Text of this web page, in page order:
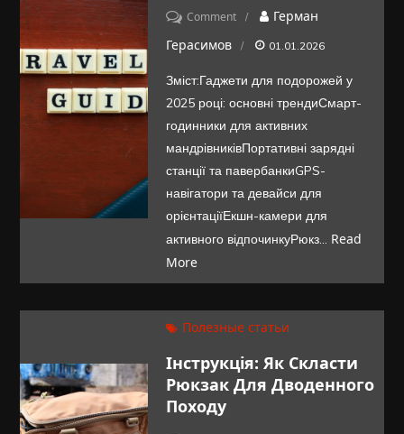
Commenton
Найкращі
для
у
2025
році:
огляд
і
Герман
Герасимов
01.01.2026
Зміст:Гаджети для подорожей у
2025 році: основні трендиСмарт-
годинники для активних
мандрівниківПортативні зарядні
станції та павербанкиGPS-
навігатори та девайси для
орієнтаціїЕкшн-камери для
активного відпочинкуРюкз… Read
More
Полезные статьи
Інструкція: Як Скласти
Рюкзак Для Дводенного
Походу